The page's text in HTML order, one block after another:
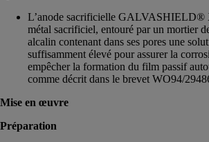
L’anode sacrificielle GALVASHIELD®
métal sacrificiel, entouré par un mortier
alcalin contenant dans ses pores une
suffisamment élevé pour assurer la
empêcher la formation du film passif
comme décrit dans le brevet WO94/
Mise en œuvre
Préparation